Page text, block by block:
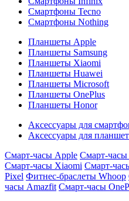
Смартфоны Tecno
Смартфоны Nothing
Планшеты Apple
Планшеты Samsung
Планшеты Xiaomi
Планшеты Huawei
Планшеты Microsoft
Планшеты OnePlus
Планшеты Honor
Аксессуары для
Аксессуары для
Смарт-часы Apple Смарт-часы
Смарт-часы Xiaomi Смарт-
Pixel Фитнес-браслеты Whoop
часы Amazfit Смарт-часы